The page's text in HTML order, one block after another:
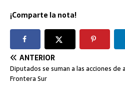
¡Comparte la nota!
ANTERIOR
Diputados se suman a las acciones de
Frontera Sur